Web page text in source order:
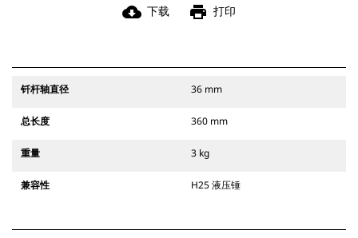
cloud_download 下载 print 打印
钎杆轴直径 36 mm
总长度 360 mm
重量 3 kg
兼容性 H25 液压锤